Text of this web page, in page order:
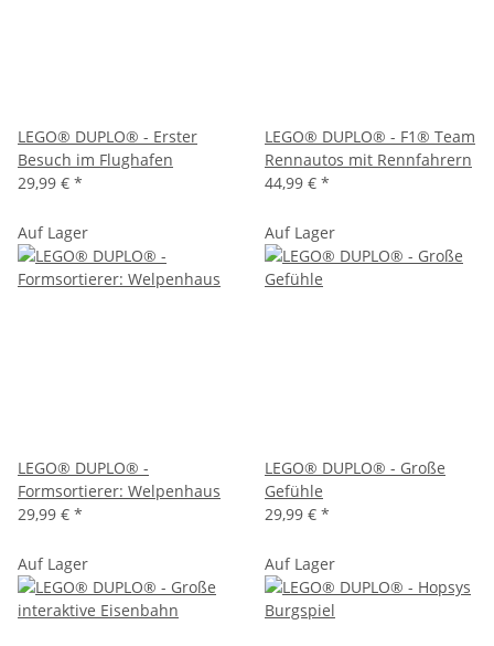
LEGO® DUPLO® - Erster
Besuch im Flughafen
29,99 € *
LEGO® DUPLO® - F1® Team
Rennautos mit Rennfahrern
44,99 € *
Auf Lager
LEGO® DUPLO® -
Formsortierer: Welpenhaus
29,99 € *
Auf Lager
LEGO® DUPLO® - Große
Gefühle
29,99 € *
Auf Lager Auf Lager